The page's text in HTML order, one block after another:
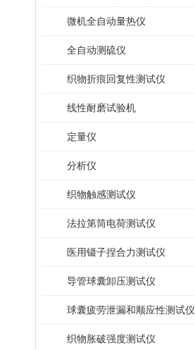
微机全自动量热仪
全自动测硫仪
织物折痕回复性测试仪
线性耐磨试验机
定量仪
分析仪
织物触感测试仪
法拉第筒电荷测试仪
医用镊子捏合力测试仪
导管球囊卸压测试仪
球囊疲劳泄漏和顺应性测试仪
织物胀破强度测试仪